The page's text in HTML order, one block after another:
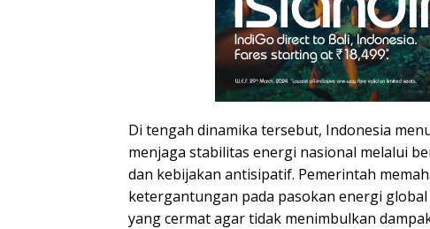
Di tengah dinamika tersebut, Indonesia
menjaga stabilitas energi nasional melalui
dan kebijakan antisipatif. Pemerintah
ketergantungan pada pasokan energi
yang cermat agar tidak menimbulkan